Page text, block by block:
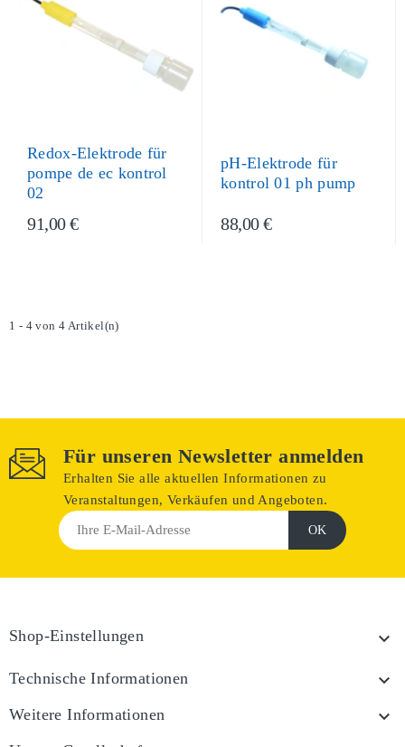
Redox-Elektrode für
pompe de ec kontrol
02
91,00 €
pH-Elektrode für
kontrol 01 ph pump
88,00 €
1 - 4 von 4 Artikel(n)
Für unseren Newsletter anmelden
Erhalten Sie alle aktuellen Informationen zu
Veranstaltungen, Verkäufen und Angeboten.
Shop-Einstellungen 
Technische Informationen 
Weitere Informationen 